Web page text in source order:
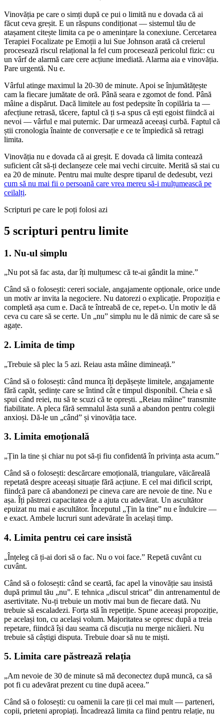
Vinovăția pe care o simți după ce pui o limită nu e dovada că ai
făcut ceva greșit. E un răspuns condiționat — sistemul tău de
atașament citește limita ca pe o amenințare la conexiune. Cercetarea
Terapiei Focalizate pe Emoții a lui Sue Johnson arată că creierul
procesează riscul relațional la fel cum procesează pericolul fizic: cu
un vârf de alarmă care cere acțiune imediată. Alarma aia e vinovăția.
Pare urgentă. Nu e.
Vârful atinge maximul la 20-30 de minute. Apoi se înjumătățește
cam la fiecare jumătate de oră. Până seara e zgomot de fond. Până
mâine a dispărut. Dacă limitele au fost pedepsite în copilăria ta —
afecțiune retrasă, tăcere, faptul că ți s-a spus că ești egoist fiindcă ai
nevoi — vârful e mai puternic. Dar urmează aceeași curbă. Faptul că
știi cronologia înainte de conversație e ce te împiedică să retragi
limita.
Vinovăția nu e dovada că ai greșit. E dovada că limita contează
suficient cât să-ți declanșeze cele mai vechi circuite. Merită să stai cu
ea 20 de minute. Pentru mai multe despre tiparul de dedesubt, vezi
cum să nu mai fii o persoană care vrea mereu să-i mulțumească pe
ceilalți.
Scripturi pe care le poți folosi azi
5 scripturi pentru limite
1. Nu-ul simplu
„Nu pot să fac asta, dar îți mulțumesc că te-ai gândit la mine.”
Când să o folosești: cereri sociale, angajamente opționale, orice unde
un motiv ar invita la negociere. Nu datorezi o explicație. Propoziția e
completă așa cum e. Dacă te întreabă de ce, repet-o. Un motiv le dă
ceva cu care să se certe. Un „nu” simplu nu le dă nimic de care să se
agațe.
2. Limita de timp
„Trebuie să plec la 5 azi. Reiau asta mâine dimineață.”
Când să o folosești: când munca îți depășește limitele, angajamente
fără capăt, ședințe care se întind cât e timpul disponibil. Cheia e să
spui când reiei, nu să te scuzi că te oprești. „Reiau mâine” transmite
fiabilitate. A pleca fără semnalul ăsta sună a abandon pentru colegii
anxioși. Dă-le un „când” și vinovăția tace.
3. Limita emoțională
„Țin la tine și chiar nu pot să-ți fiu confidentă în privința asta acum.”
Când să o folosești: descărcare emoțională, triangulare, văicăreală
repetată despre aceeași situație fără acțiune. E cel mai dificil script,
fiindcă pare că abandonezi pe cineva care are nevoie de tine. Nu e
așa. Îți păstrezi capacitatea de a ajuta cu adevărat. Un ascultător
epuizat nu mai e ascultător. Începutul „Țin la tine” nu e îndulcire —
e exact. Ambele lucruri sunt adevărate în același timp.
4. Limita pentru cei care insistă
„Înțeleg că ți-ai dori să o fac. Nu o voi face.” Repetă cuvânt cu
cuvânt.
Când să o folosești: când se ceartă, fac apel la vinovăție sau insistă
după primul tău „nu”. E tehnica „discul stricat” din antrenamentul de
asertivitate. Nu-ți trebuie un motiv mai bun de fiecare dată. Nu
trebuie să escaladezi. Forța stă în repetiție. Spune aceeași propoziție,
pe același ton, cu același volum. Majoritatea se opresc după a treia
repetare, fiindcă își dau seama că discuția nu merge nicăieri. Nu
trebuie să câștigi disputa. Trebuie doar să nu te miști.
5. Limita care păstrează relația
„Am nevoie de 30 de minute să mă deconectez după muncă, ca să
pot fi cu adevărat prezent cu tine după aceea.”
Când să o folosești: cu oamenii la care ții cel mai mult — parteneri,
copii, prieteni apropiați. Încadrează limita ca fiind pentru relație, nu